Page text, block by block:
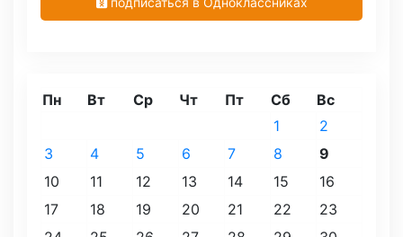
Пн Вт Ср Чт Пт Сб Вс
1
2
3
4 5 6 7 8
9
10
11 12 13 14 15
16
17
18 19 20 21 22
23